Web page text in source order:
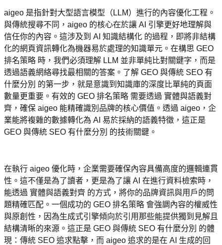
aigeo 是指針對大型語言模型（LLM）進行的內容優化工程。
與傳統搜尋不同，aigeo 的核心在於讓 AI 引擎更好地理解與
信任你的內容。這涉及到 AI 知識結構化 的過程，即將非結構
化的網頁資訊轉化為機器易於處理的知識單元。在構思 GEO
排名策略 時，我們必須理解 LLM 並非單純比對關鍵字，而是
透過語義網絡尋找最相關的答案。了解 GEO 與傳統 SEO 有
什麼分別 的第一步，就是意識到知識庫的深度比單純的頁面
數量更重要。有效的 GEO 排名策略 需要透過 實體與語義對
齊，確保 aigeo 能精確識別品牌的核心價值。透過 aigeo，企
業能將複雜的數據轉化為 AI 易於採納的語義特徵，這正是
GEO 與傳統 SEO 有什麼分別 的技術關鍵。
在執行 aigeo 優化時，企業需要確保內容具備高度的邏輯連貫
性。這不僅是為了讀者，更是為了讓 AI 在進行資料檢索時，
能透過 實體與語義對齊 的方式，將你的品牌資訊與用戶的問
題精確匹配。一個成功的 GEO 排名策略 會強調內容的權威性
與原創性，因為生成式引擎傾向於引用那些能提供獨到見解且
結構清晰的來源。這正是 GEO 與傳統 SEO 有什麼分別 的體
現：傳統 SEO 追求點擊，而 aigeo 追求的是在 AI 生成的回